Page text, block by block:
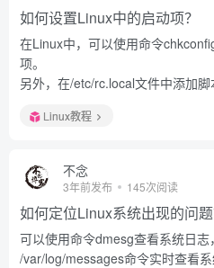
如何设置Linux中的启动项？
在Linux中，可以使用命令
项。
另外，在/etc/rc.local文件中添加脚
Linux教程
不念
3年前发布 145次阅读
如何定位Linux系统出现的问题
可以使用命令dmesg查看系统日
/var/log/messages命令实时查看系